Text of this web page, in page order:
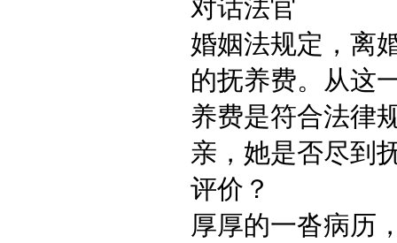
对话法官
婚姻法规定，离
的抚养费。从这
养费是符合法律
亲，她是否尽到
评价？
厚厚的一沓病历